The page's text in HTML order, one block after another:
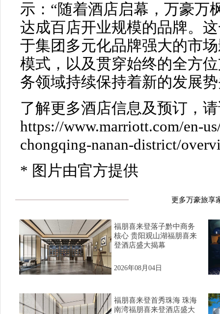
示：“随着酒店启幕，万豪万
达成百店开业规模的品牌。
于集团多元化品牌强大的市
模式，以及贯穿始终的全方
务领域持续保持着新的发展
了解更多酒店信息及预订，
https://www.marriott.com/en-
chongqing-nanan-district/
* 图片由官方提供
更多万豪旅享
福朋喜来登落子黔中商务
核心 贵阳观山湖福朋喜来
登酒店盛大揭幕
2026年08月04日
福朋喜来登首秀珠海 珠海
南湾福朋喜来登酒店盛大